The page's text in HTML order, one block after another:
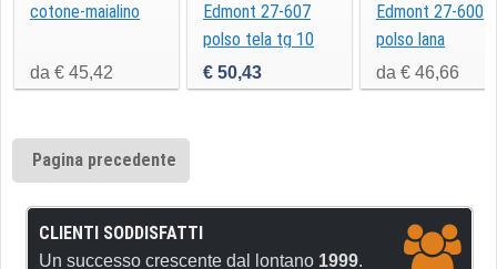
cotone-maialino
da € 45,42
Edmont 27-607
polso tela tg 10
€ 50,43
Edmont 27-600
polso lana
da € 46,66
Pagina precedente
CLIENTI SODDISFATTI
Un successo crescente dal lontano 1999.